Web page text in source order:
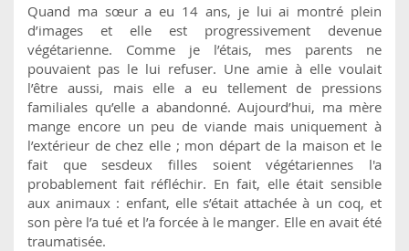
Quand ma sœur a eu 14 ans, je lui ai montré plein
d’images et elle est progressivement devenue
végétarienne. Comme je l’étais, mes parents ne
pouvaient pas le lui refuser. Une amie à elle voulait
l’être aussi, mais elle a eu tellement de pressions
familiales qu’elle a abandonné. Aujourd’hui, ma mère
mange encore un peu de viande mais uniquement à
l’extérieur de chez elle ; mon départ de la maison et le
fait que sesdeux filles soient végétariennes l'a
probablement fait réfléchir. En fait, elle était sensible
aux animaux : enfant, elle s’était attachée à un coq, et
son père l’a tué et l’a forcée à le manger. Elle en avait été
traumatisée.